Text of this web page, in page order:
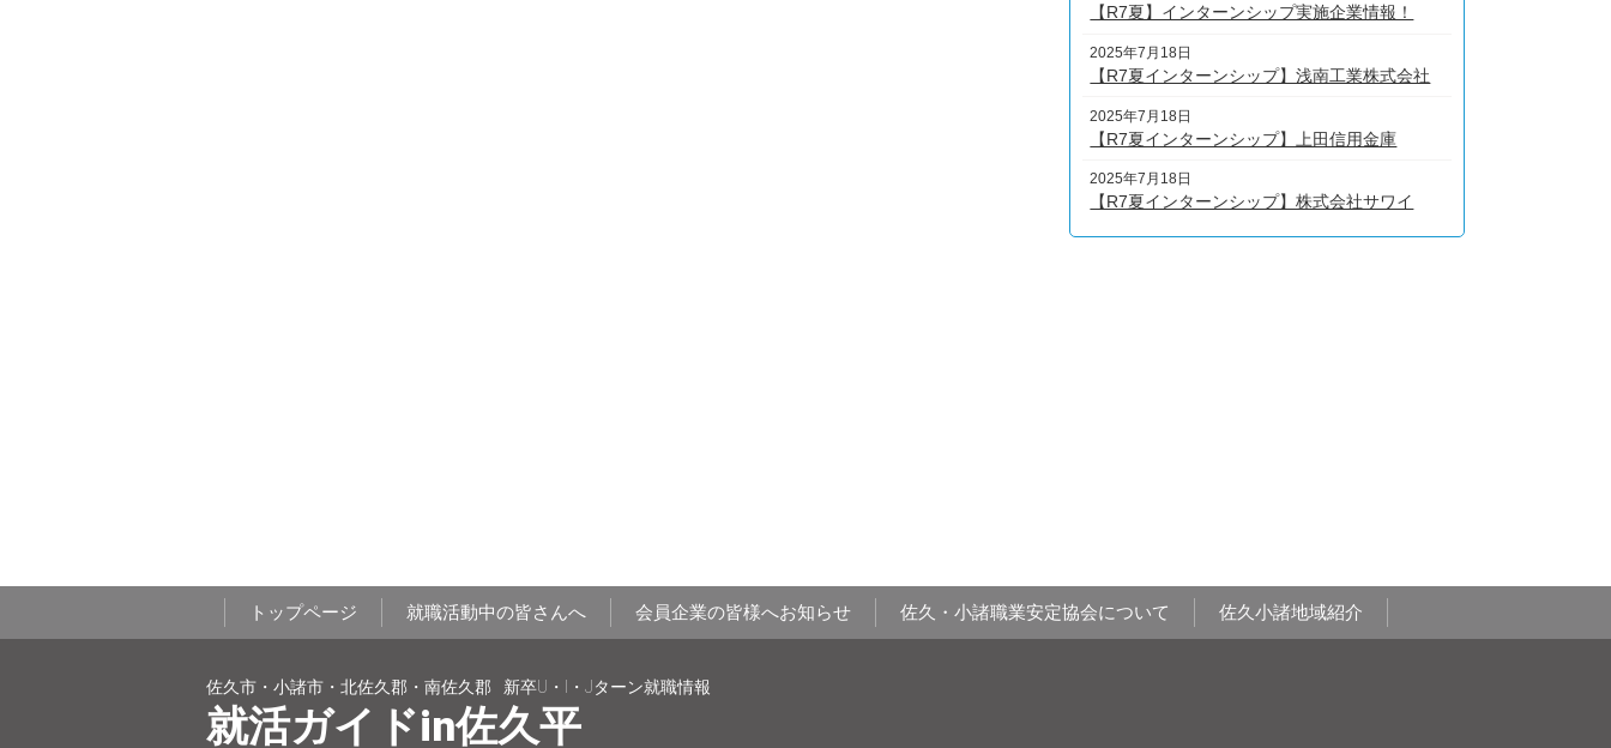
【R7夏】インターンシップ実施企業情報！
2025年7月18日
【R7夏インターンシップ】浅南工業株式会社
2025年7月18日
【R7夏インターンシップ】上田信用金庫
2025年7月18日
【R7夏インターンシップ】株式会社サワイ
トップページ 就職活動中の皆さんへ 会員企業の皆様へお知らせ 佐久・小諸職業安定協会について 佐久小諸地域紹介
佐久市・小諸市・北佐久郡・南佐久郡 新卒U・I・Jターン就職情報
就活ガイドin佐久平